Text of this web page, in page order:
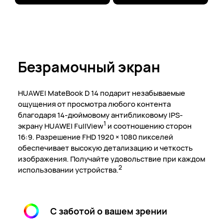
Безрамочный экран
HUAWEI MateBook D 14подарит незабываемые
ощущения от просмотра любого контента
благодаря 14-дюймовому антибликовому IPS-
экрану HUAWEI FullView1 и соотношению сторон
16:9. Разрешение FHD 1920 × 1080 пикселей
обеспечивает высокую детализацию и четкость
изображения. Получайте удовольствие при каждом
использовании устройства.2
С заботой о вашем зрении